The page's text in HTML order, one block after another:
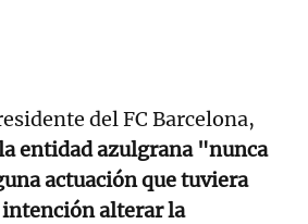
del FC Barcelona,
entidad azulgrana "nunca
actuación que tuviera
alterar la